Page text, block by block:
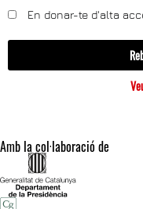
En donar-te d'alta
Amb la col·laboració de